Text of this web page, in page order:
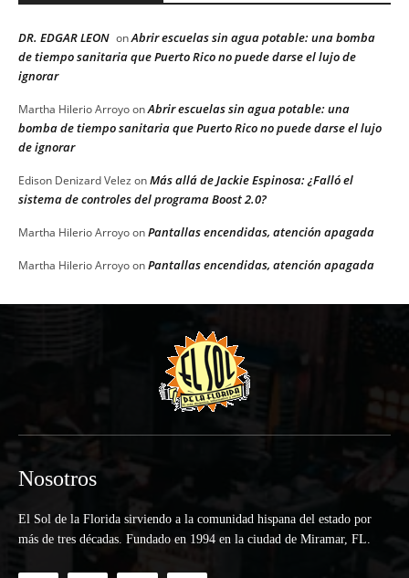
DR. EDGAR LEON onAbrir escuelas sin agua potable: una bomba
de tiempo sanitaria que Puerto Rico no puede darse el lujo de
ignorar
Martha Hilerio ArroyoonAbrir escuelas sin agua potable: una
bomba de tiempo sanitaria que Puerto Rico no puede darse el lujo
de ignorar
Edison Denizard Velez onMás allá de Jackie Espinosa: ¿Falló el
sistema de controles del programa Boost 2.0?
Martha Hilerio ArroyoonPantallas encendidas, atención apagada
Martha Hilerio ArroyoonPantallas encendidas, atención apagada
Nosotros
El Sol de la Florida sirviendo a la comunidad hispana del estado por
más de tres décadas. Fundado en 1994 en la ciudad de Miramar, FL.